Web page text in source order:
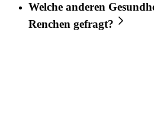
Welche anderen
Renchen gefragt?